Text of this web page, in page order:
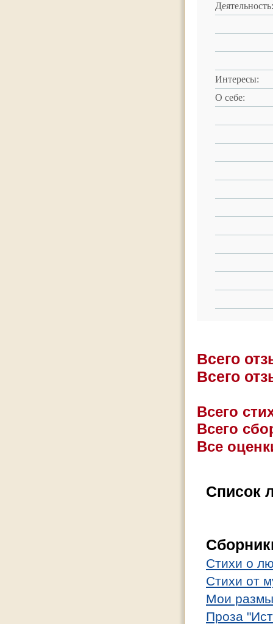
Деятельность:
Интересы:
О себе:
Всего
Всего
Всего
Всего
Все
Список
Стихи о
Стихи от
Мои
Проза